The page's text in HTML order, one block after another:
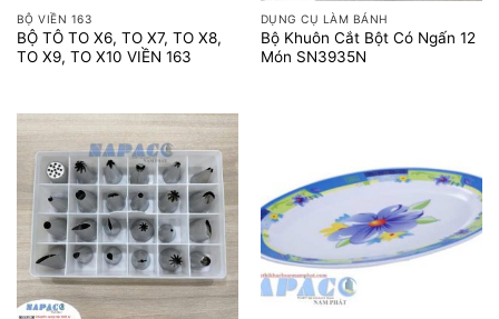
BỘ VIỀN 163
BỘ TÔ TO X6, TO X7, TO X8,
TO X9, TO X10 VIỀN 163
DỤNG CỤ LÀM BÁNH
Bộ Khuôn Cắt Bột Có Ngấn 12
Món SN3935N